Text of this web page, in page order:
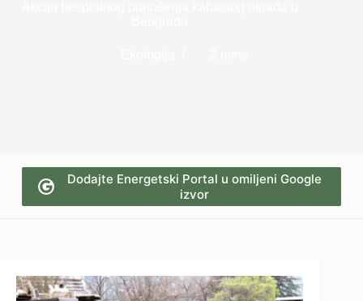
Dodajte Energetski Portal u omiljeni Google
izvor